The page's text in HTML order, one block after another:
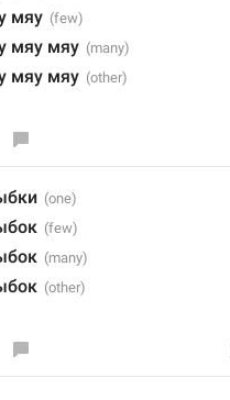
мяу
мяу мяу
мяу мяу